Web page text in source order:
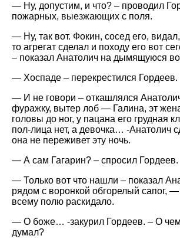
— Ну, допустим, и что? – проводил
пожарных, выезжающих с поля.
— Ну, так вот. Фокин, сосед его,
то агрегат сделал и походу его вот
– показал Анатолич на дымящуюся
— Хоспаде – перекрестился Гордеев.
— И не говори – откашлялся
фуражку, вытер лоб — Галина, эт
головы до ног, у пацана его грудная
пол-лица нет, а девочка… -Анатолич
она не переживет эту ночь.
— А сам Гагарин? – спросил Гордеев.
— Только вот что нашли – показал
рядом с воронкой обгорелый сапог,
всему полю раскидало.
— О боже… -закурил Гордеев. – О чем
думал?